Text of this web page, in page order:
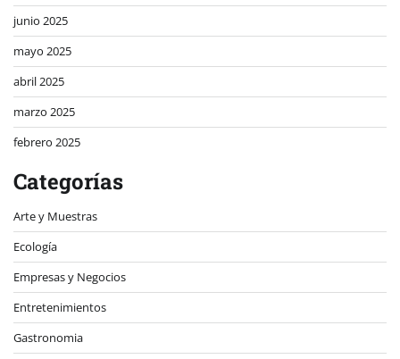
junio 2025
mayo 2025
abril 2025
marzo 2025
febrero 2025
Categorías
Arte y Muestras
Ecología
Empresas y Negocios
Entretenimientos
Gastronomia